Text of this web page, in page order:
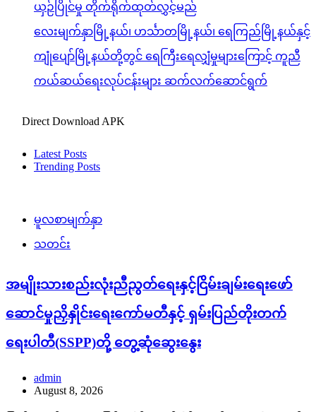
ယှဉ်ပြိုင်မှု တိုက်ရိုက်ထုတ်လွှင့်မည်
လေးမျက်နှာမြို့နယ်၊ ဟင်္သာတမြို့နယ်၊ ရေကြည်မြို့နယ်နှင့်
ကျုံပျော်မြို့နယ်တို့တွင် ရေကြီးရေလျှံမှုများကြောင့် ကူညီ
ကယ်ဆယ်ရေးလုပ်ငန်းများ ဆက်လက်ဆောင်ရွက်
Direct Download APK
Latest Posts
Trending Posts
မူလစာမျက်နှာ
သတင်း
အမျိုးသားစည်းလုံးညီညွတ်ရေးနှင့်ငြိမ်းချမ်းရေးဖော်
ဆောင်မှုညှိနှိုင်းရေးကော်မတီနှင့် ရှမ်းပြည်တိုးတက်
ရေးပါတီ(SSPP)တို့ တွေ့ဆုံဆွေးနွေး
admin
August 8, 2026